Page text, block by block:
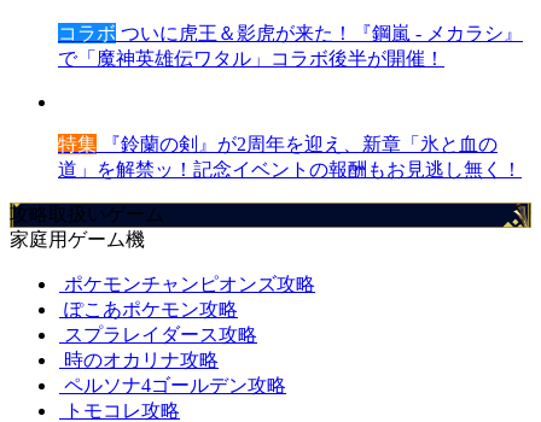
コラボ ついに虎王＆影虎が来た！『鋼嵐 - メカラシ』
で「魔神英雄伝ワタル」コラボ後半が開催！
特集 『鈴蘭の剣』が2周年を迎え、新章「氷と血の
道」を解禁ッ！記念イベントの報酬もお見逃し無く！
攻略取扱いゲーム
家庭用ゲーム機
ポケモンチャンピオンズ攻略
ぽこあポケモン攻略
スプラレイダース攻略
時のオカリナ攻略
ペルソナ4ゴールデン攻略
トモコレ攻略